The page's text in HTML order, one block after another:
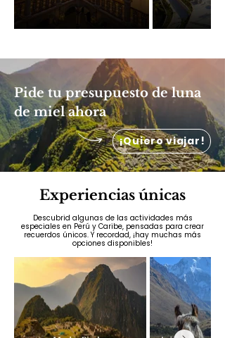
Pide tu presupuesto de luna
de miel ahora
¡Quiero viajar!
Experiencias únicas
Descubrid algunas de las actividades más
especiales en Perú y Caribe, pensadas para crear
recuerdos únicos. Y recordad, ¡hay muchas más
opciones disponibles!